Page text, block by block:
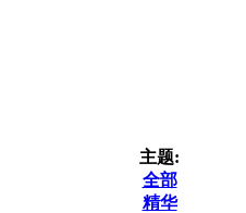
主题:
全部
精华